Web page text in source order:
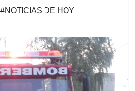
#NOTICIAS DE HOY